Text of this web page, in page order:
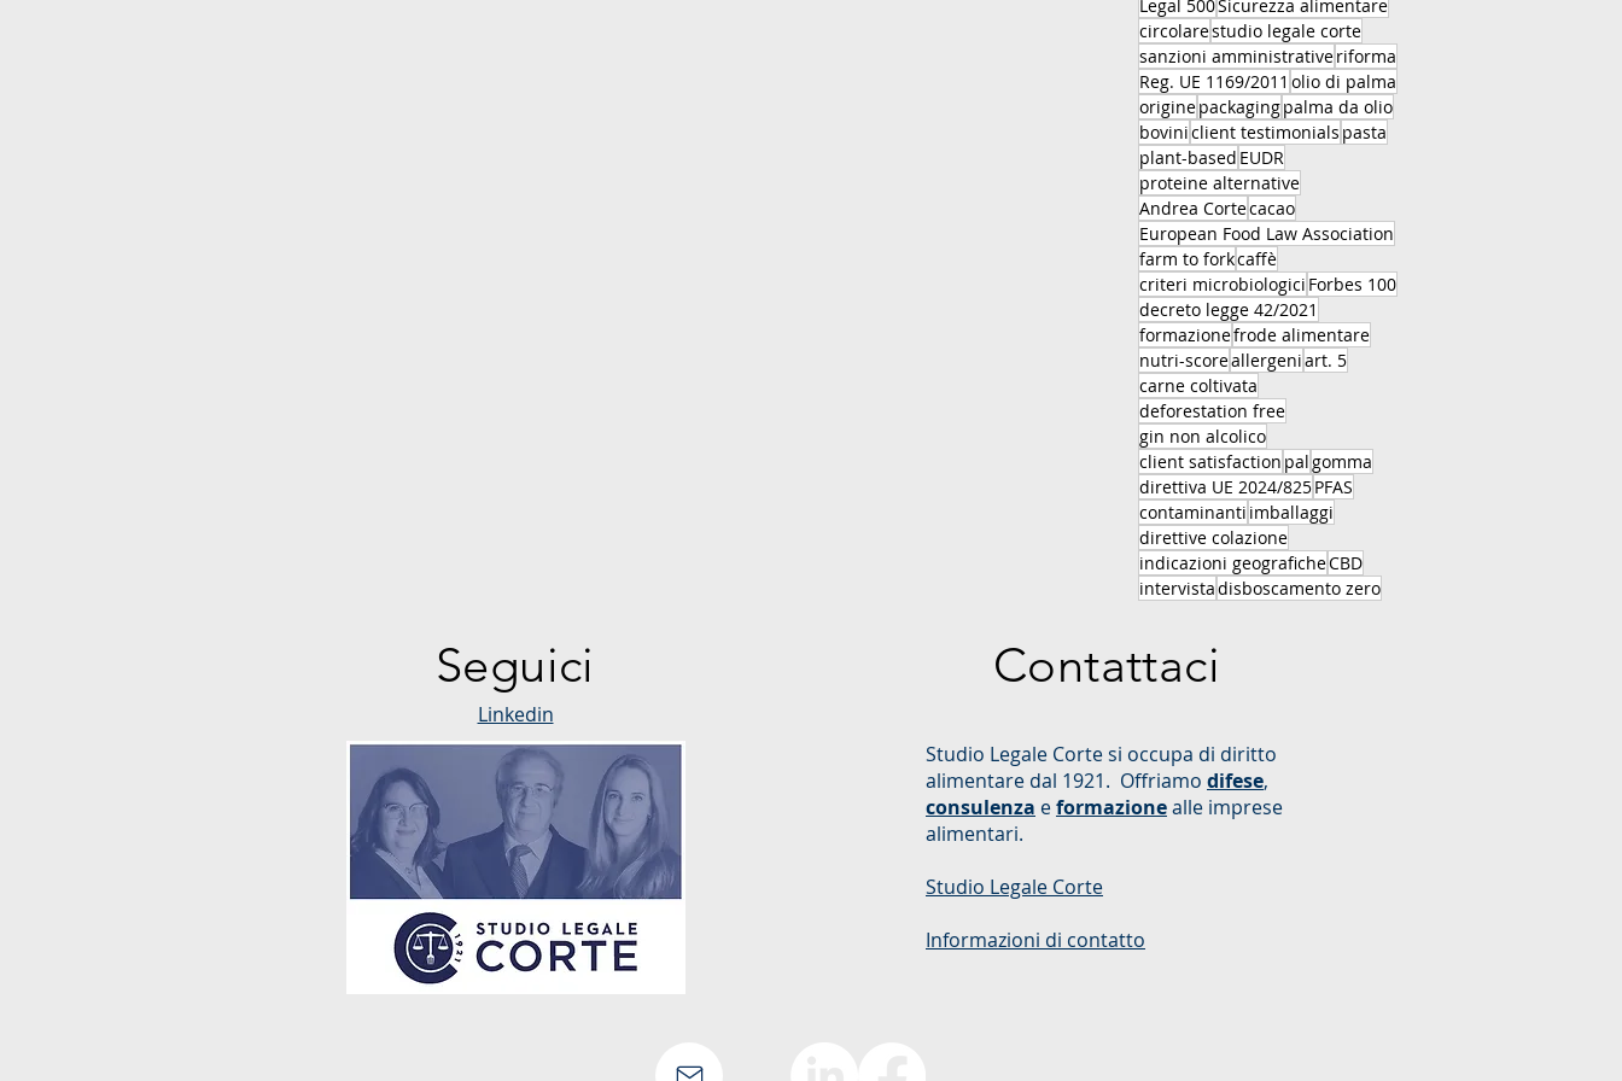
Legal 500Sicurezza alimentare
circolarestudio legale corte
sanzioni amministrativeriforma
Reg. UE 1169/2011 olio di palma
originepackagingpalma da olio
boviniclient testimonials pasta
plant-based EUDR
proteine alternative
Andrea Cortecacao
European Food Law Association
farm to forkcaffè
criteri microbiologici Forbes 100
decreto legge 42/2021
formazionefrode alimentare
nutri-scoreallergeniart. 5
carne coltivata
deforestation free
gin non alcolico
client satisfaction palgomma
direttiva UE 2024/825PFAS
contaminanti imballaggi
direttive colazione
indicazioni geograficheCBD
intervistadisboscamento zero
Seguici
Linkedin
Contattaci
Studio Legale Corte si occupa di diritto
alimentare dal 1921. Offriamo difese,
consulenza eformazionealle imprese
alimentari.
Studio Legale Corte
Informazioni di contatto